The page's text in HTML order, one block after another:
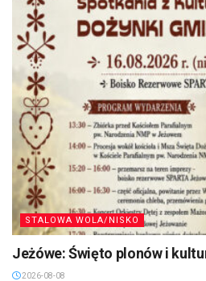
STALOWA WOLA/NISKO
Jeżówe: Święto plonów i
2026-08-08